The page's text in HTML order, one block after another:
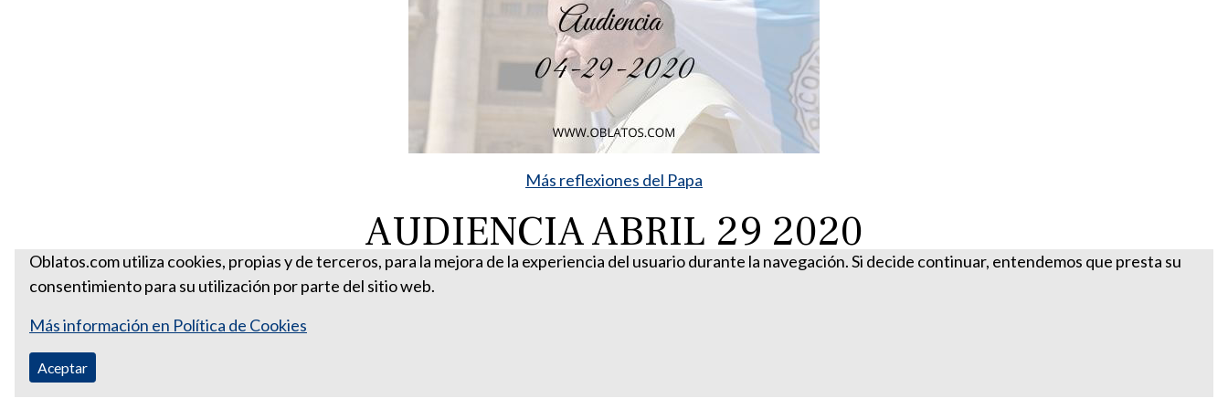
Más reflexiones del Papa
AUDIENCIA ABRIL 29 2020
Oblatos.com utiliza cookies, propias y de terceros, para la mejora de la experiencia del usuario durante la navegación. Si decide continuar, entendemos que presta su
consentimiento para su utilización por parte del sitio web.
Más información en Política de Cookies
Aceptar